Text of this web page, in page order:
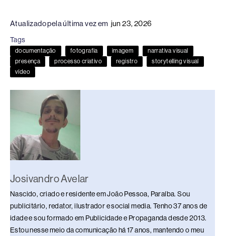
e
b
o
o
k
a
d
s
e
dI
n
sk
y
s
A
p
y
Li
n
Atualizado pela última vez em jun 23, 2026
Tags
documentação fotografia imagem
narrativa visual
presença
processo criativo registro
storytelling visual
vídeo
Josivandro Avelar
Nascido, criado e residente em João Pessoa, Paraíba. Sou
publicitário, redator, ilustrador e social media. Tenho 37 anos de
idade e sou formado em Publicidade e Propaganda desde 2013.
Estou nesse meio da comunicação há 17 anos, mantendo o meu